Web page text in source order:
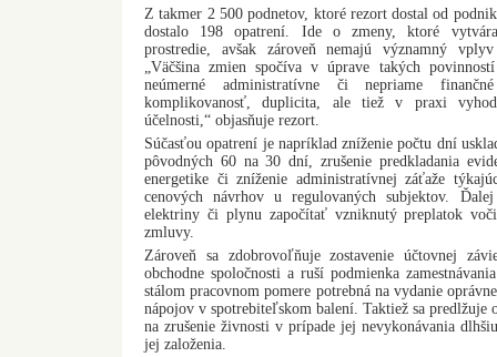
Z takmer 2 500 podnetov, ktoré rezort dostal od
dostalo 198 opatrení. Ide o zmeny, ktoré
prostredie, avšak zároveň nemajú významný
„Väčšina zmien spočíva v úprave takých
neúmerné administratívne či nepriame
komplikovanosť, duplicita, ale tiež v praxi
účelnosti,“ objasňuje rezort.
Súčasťou opatrení je napríklad zníženie počtu dní
pôvodných 60 na 30 dní, zrušenie predkladania
energetike či zníženie administratívnej záťaže
cenových návrhov u regulovaných subjektov.
elektriny či plynu započítať vzniknutý preplatok
zmluvy.
Zároveň sa zdobrovoľňuje zostavenie účtovnej
obchodne spoločnosti a ruší podmienka
stálom pracovnom pomere potrebná na vydanie
nápojov v spotrebiteľskom balení. Taktiež sa predlžuje
na zrušenie živnosti v prípade jej nevykonávania
jej založenia.